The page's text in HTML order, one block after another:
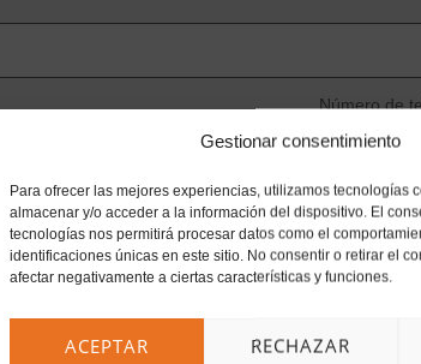
Gestionar consentimiento
Para ofrecer las mejores experiencias, utilizamos tecnologías
almacenar y/o acceder a la información del dispositivo. El
tecnologías nos permitirá procesar datos como el
identificaciones únicas en este sitio. No consentir o retirar el
afectar negativamente a ciertas características y funciones.
ACEPTAR RECHAZAR
Número de